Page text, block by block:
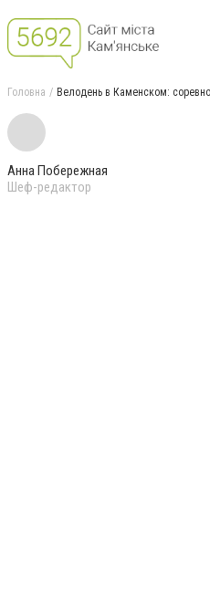
Головна Велодень в Каменском:
Анна Побережная
Шеф-редактор